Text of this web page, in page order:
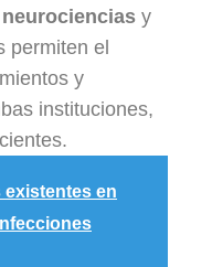
neurociencias y
permiten el
y
instituciones,
existentes en